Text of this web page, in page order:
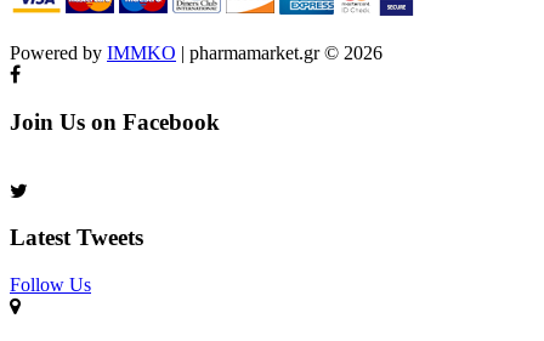
Powered by IMMKO | pharmamarket.gr © 2026
Join Us on Facebook
Latest Tweets
Follow Us​